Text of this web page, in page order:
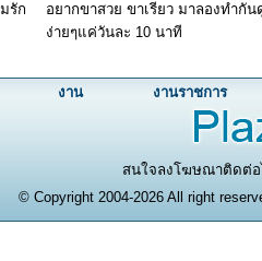
รัก
อยากขาสวย ขาเรียว มาลองทำกัน
ง่ายๆแค่วันละ 10 นาที
งาน งานราชการ
สนใจลงโฆษณาติดต่อ
© Copyright 2004-2026 All right